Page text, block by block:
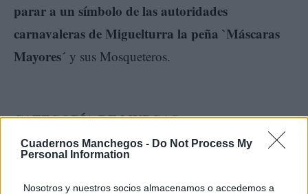
Cuadernos Manchegos - Do Not Process My
Personal Information
Nosotros y nuestros socios almacenamos o accedemos a
parar a un símbolo de las autoridades
carnavaleras de Miguelturra la peña `Máscaras
Mayores´ y sus Mosqueteros.
CATEGORÍA DE MURGAS
Primer premiocon 700 euros patrocinado por la
peña los Cansaliebres (400 euros) y la Ferretería